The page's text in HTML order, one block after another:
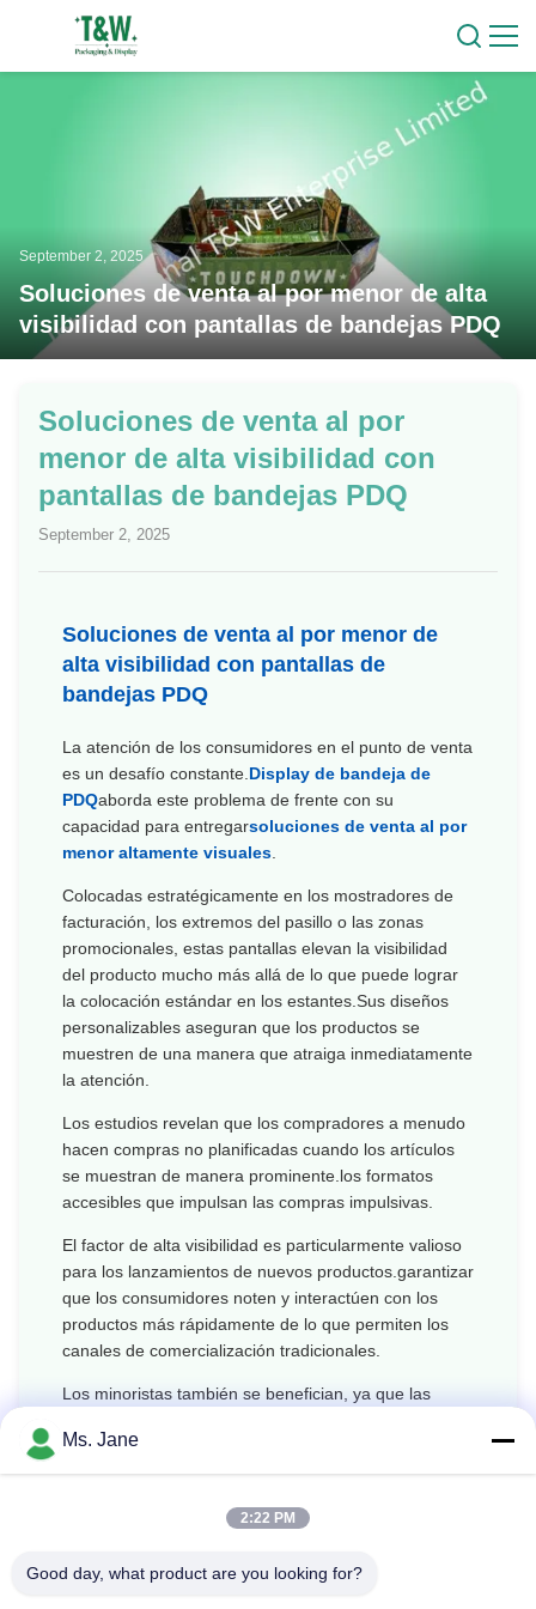
September 2, 2025
Soluciones de venta al por menor de alta
visibilidad con pantallas de bandejas PDQ
Soluciones de venta al por
menor de alta visibilidad con
pantallas de bandejas PDQ
September 2, 2025
Soluciones de venta al por menor de
alta visibilidad con pantallas de
bandejas PDQ
La atención de los consumidores en el punto de venta
es un desafío constante. Display de bandeja de
PDQaborda este problema de frente con su
capacidad para entregarsoluciones de venta al por
menor altamente visuales
Colocadas estratégicamente en los mostradores de
facturación, los extremos del pasillo o las zonas
promocionales, estas pantallas elevan la visibilidad
del producto mucho más allá de lo que puede lograr
la colocación estándar en los estantes.Sus diseños
personalizables aseguran que los productos se
muestren de una manera que atraiga inmediatamente
la atención.
Los estudios revelan que los compradores a menudo
hacen compras no planificadas cuando los artículos
se muestran de manera prominente.los formatos
accesibles que impulsan las compras impulsivas.
El factor de alta visibilidad es particularmente valioso
para los lanzamientos de nuevos productos.garantizar
que los consumidores noten y interactúen con los
productos más rápidamente de lo que permiten los
canales de comercialización tradicionales.
Los minoristas también se benefician, ya que las
estantes, reducir el desorden y mejorar la experiencia
general de compra.Los consumidores descubren los
un mejor rendimiento de las ventas.
Ms. Jane
2:22 PM
Good day, what product are you looking for?